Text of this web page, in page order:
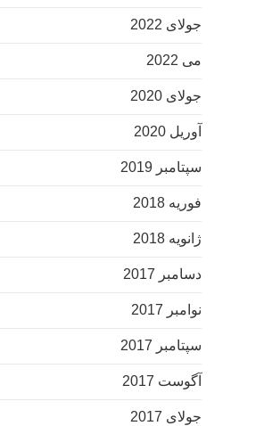
جولای 2022
می 2022
جولای 2020
آوریل 2020
سپتامبر 2019
فوریه 2018
ژانویه 2018
دسامبر 2017
نوامبر 2017
سپتامبر 2017
آگوست 2017
جولای 2017